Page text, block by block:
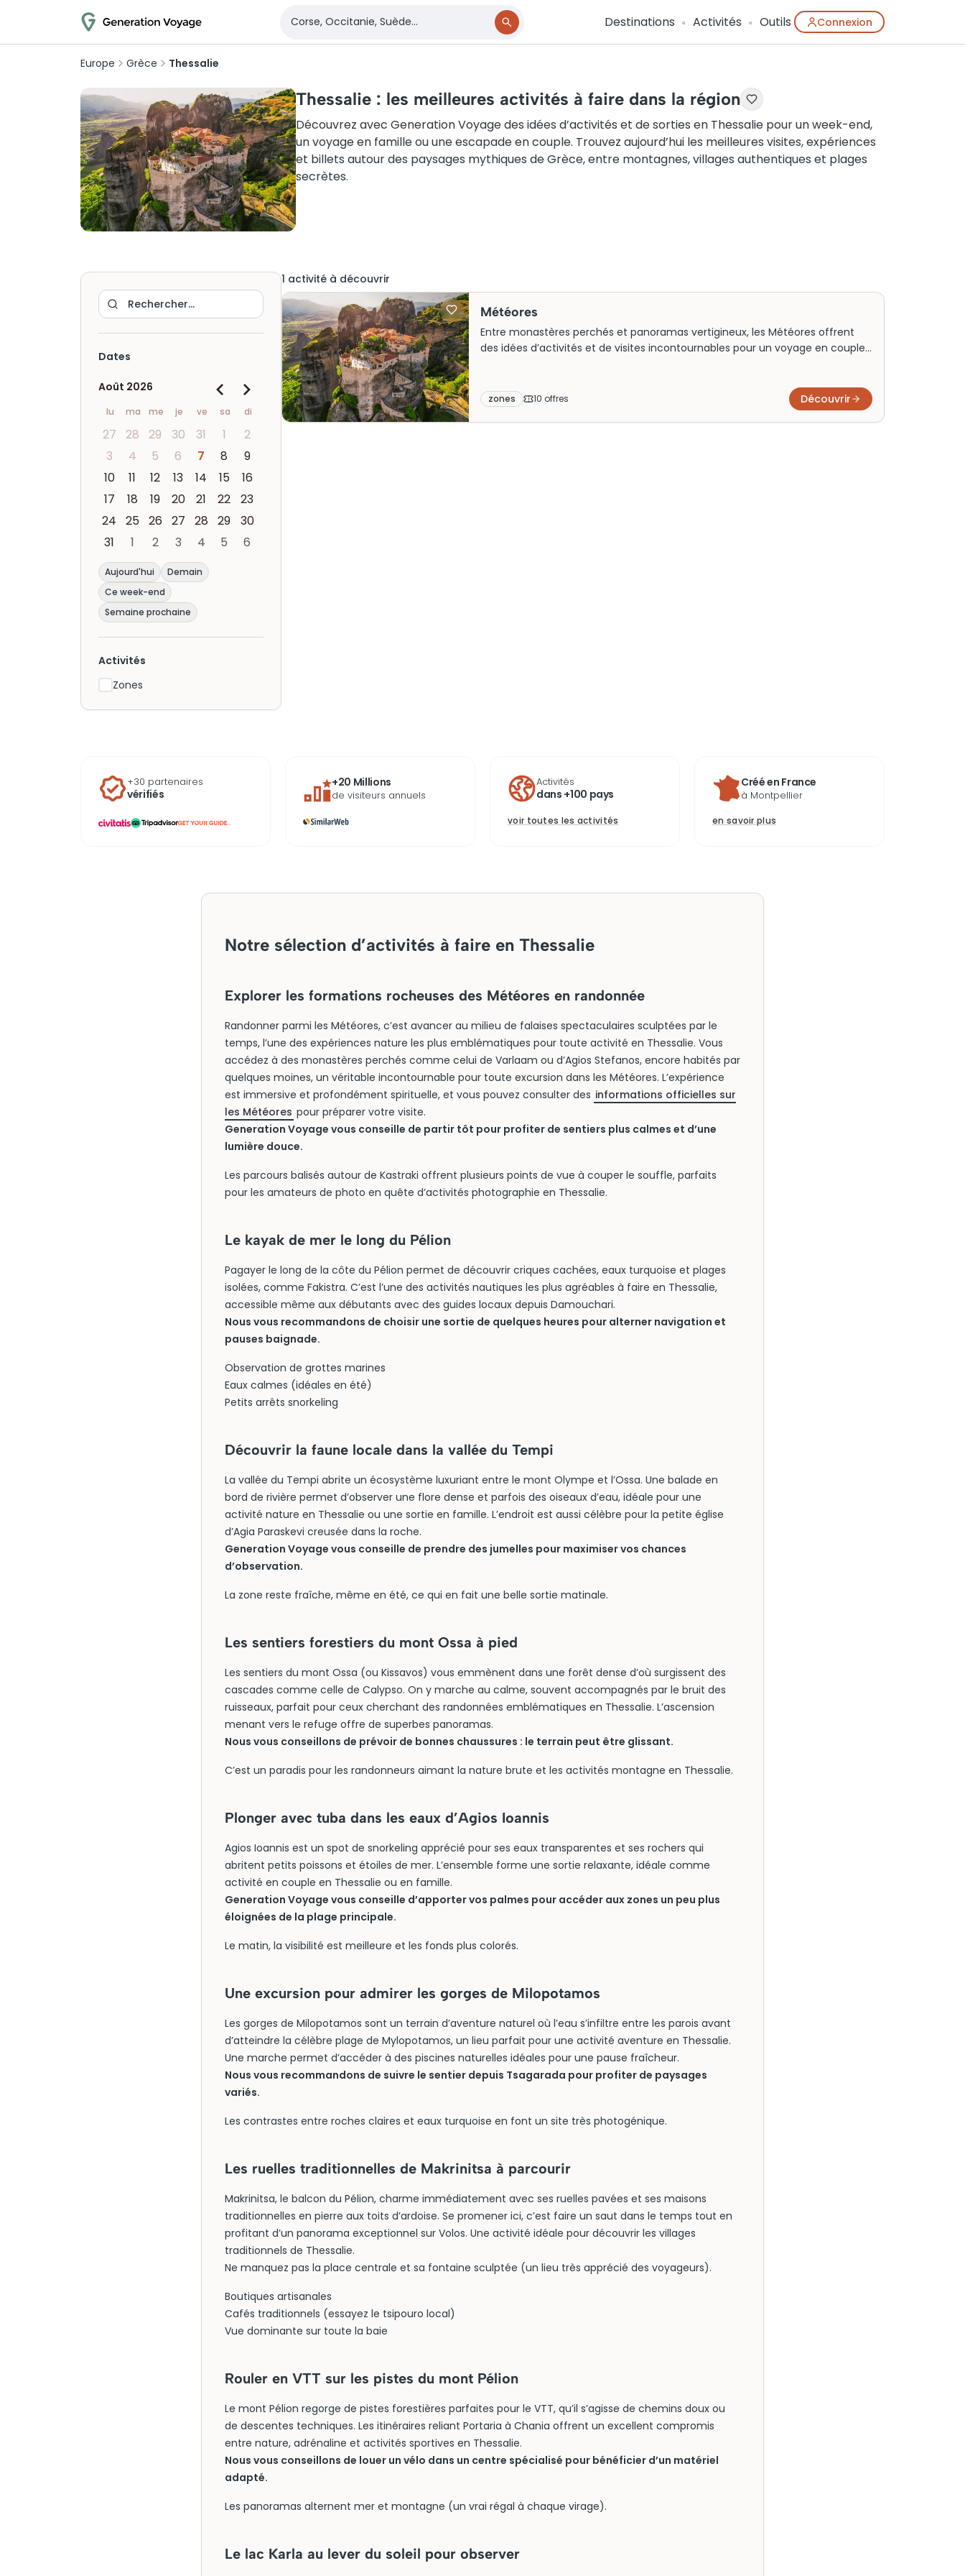
Destinations Activités Outils Connexion
Europe Grèce Thessalie
Thessalie : les meilleures activités à faire dans la région
Découvrez avec Generation Voyage des idées d’activités et de sorties en Thessalie pour un week-end,
un voyage en famille ou une escapade en couple. Trouvez aujourd’hui les meilleures visites, expériences
et billets autour des paysages mythiques de Grèce, entre montagnes, villages authentiques et plages
secrètes.
Dates
Août 2026
lu ma me je ve sa di
27 28 29 30 31 1
2
3
4 5 6 7 8
9
10
11 12 13 14 15
16
17
18 19 20 21 22
23
24
25 26 27 28 29
30
31
1 2 3 4 5 6
Aujourd'hui
Demain
Ce week-end
Semaine prochaine
Activités
Zones
1 activité à découvrir
Météores
Entre monastères perchés et panoramas vertigineux, les Météores offrent
des idées d’activités et de visites incontournables pour un voyage en couple,
pleinement la magie de ces géants de pierre.
zones 10 offres Découvrir
+30 partenaires
vérifiés
...
+20 Millions
de visiteurs annuels
Activités
dans +100 pays
voir toutes les activités
Créé en France
à Montpellier
en savoir plus
Notre sélection d’activités à faire en Thessalie
Explorer les formations rocheuses des Météores en randonnée
Randonner parmi les Météores, c’est avancer au milieu de falaises spectaculaires sculptées par le
temps, l’une des expériences nature les plus emblématiques pour toute activité en Thessalie. Vous
accédez à des monastères perchés comme celui de Varlaam ou d’Agios Stefanos, encore habités par
quelques moines, un véritable incontournable pour toute excursion dans les Météores. L’expérience
est immersive et profondément spirituelle, et vous pouvez consulter des informations officielles sur
les Météores pour préparer votre visite.
Generation Voyage vous conseille de partir tôt pour profiter de sentiers plus calmes et d’une
lumière douce.
Les parcours balisés autour de Kastraki offrent plusieurs points de vue à couper le souffle, parfaits
pour les amateurs de photo en quête d’activités photographie en Thessalie.
Le kayak de mer le long du Pélion
Pagayer le long de la côte du Pélion permet de découvrir criques cachées, eaux turquoise et plages
isolées, comme Fakistra. C’est l’une des activités nautiques les plus agréables à faire en Thessalie,
accessible même aux débutants avec des guides locaux depuis Damouchari.
Nous vous recommandons de choisir une sortie de quelques heures pour alterner navigation et
pauses baignade.
Observation de grottes marines
Eaux calmes (idéales en été)
Petits arrêts snorkeling
Découvrir la faune locale dans la vallée du Tempi
La vallée du Tempi abrite un écosystème luxuriant entre le mont Olympe et l’Ossa. Une balade en
bord de rivière permet d’observer une flore dense et parfois des oiseaux d’eau, idéale pour une
activité nature en Thessalie ou une sortie en famille. L’endroit est aussi célèbre pour la petite église
d’Agia Paraskevi creusée dans la roche.
Generation Voyage vous conseille de prendre des jumelles pour maximiser vos chances
d’observation.
La zone reste fraîche, même en été, ce qui en fait une belle sortie matinale.
Les sentiers forestiers du mont Ossa à pied
Les sentiers du mont Ossa (ou Kissavos) vous emmènent dans une forêt dense d’où surgissent des
cascades comme celle de Calypso. On y marche au calme, souvent accompagnés par le bruit des
ruisseaux, parfait pour ceux cherchant des randonnées emblématiques en Thessalie. L’ascension
menant vers le refuge offre de superbes panoramas.
Nous vous conseillons de prévoir de bonnes chaussures : le terrain peut être glissant.
C’est un paradis pour les randonneurs aimant la nature brute et les activités montagne en Thessalie.
Plonger avec tuba dans les eaux d’Agios Ioannis
Agios Ioannis est un spot de snorkeling apprécié pour ses eaux transparentes et ses rochers qui
abritent petits poissons et étoiles de mer. L’ensemble forme une sortie relaxante, idéale comme
activité en couple en Thessalie ou en famille.
Generation Voyage vous conseille d’apporter vos palmes pour accéder aux zones un peu plus
éloignées de la plage principale.
Le matin, la visibilité est meilleure et les fonds plus colorés.
Une excursion pour admirer les gorges de Milopotamos
Les gorges de Milopotamos sont un terrain d’aventure naturel où l’eau s’infiltre entre les parois avant
d’atteindre la célèbre plage de Mylopotamos, un lieu parfait pour une activité aventure en Thessalie.
Une marche permet d’accéder à des piscines naturelles idéales pour une pause fraîcheur.
Nous vous recommandons de suivre le sentier depuis Tsagarada pour profiter de paysages
variés.
Les contrastes entre roches claires et eaux turquoise en font un site très photogénique.
Les ruelles traditionnelles de Makrinitsa à parcourir
Makrinitsa, le balcon du Pélion, charme immédiatement avec ses ruelles pavées et ses maisons
traditionnelles en pierre aux toits d’ardoise. Se promener ici, c’est faire un saut dans le temps tout en
profitant d’un panorama exceptionnel sur Volos. Une activité idéale pour découvrir les villages
traditionnels de Thessalie.
Ne manquez pas la place centrale et sa fontaine sculptée (un lieu très apprécié des voyageurs).
Boutiques artisanales
Cafés traditionnels (essayez le tsipouro local)
Vue dominante sur toute la baie
Rouler en VTT sur les pistes du mont Pélion
Le mont Pélion regorge de pistes forestières parfaites pour le VTT, qu’il s’agisse de chemins doux ou
de descentes techniques. Les itinéraires reliant Portaria à Chania offrent un excellent compromis
entre nature, adrénaline et activités sportives en Thessalie.
Nous vous conseillons de louer un vélo dans un centre spécialisé pour bénéficier d’un matériel
adapté.
Les panoramas alternent mer et montagne (un vrai régal à chaque virage).
Le lac Karla au lever du soleil pour observer